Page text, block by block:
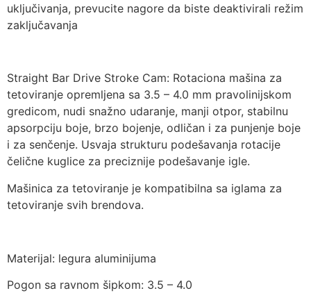
uključivanja, prevucite nagore da biste deaktivirali režim
zaključavanja
Straight Bar Drive Stroke Cam: Rotaciona mašina za
tetoviranje opremljena sa 3.5 – 4.0 mm pravolinijskom
gredicom, nudi snažno udaranje, manji otpor, stabilnu
apsorpciju boje, brzo bojenje, odličan i za punjenje boje
i za senčenje. Usvaja strukturu podešavanja rotacije
čelične kuglice za preciznije podešavanje igle.
Mašinica za tetoviranje je kompatibilna sa iglama za
tetoviranje svih brendova.
Materijal: legura aluminijuma
Pogon sa ravnom šipkom: 3.5 – 4.0